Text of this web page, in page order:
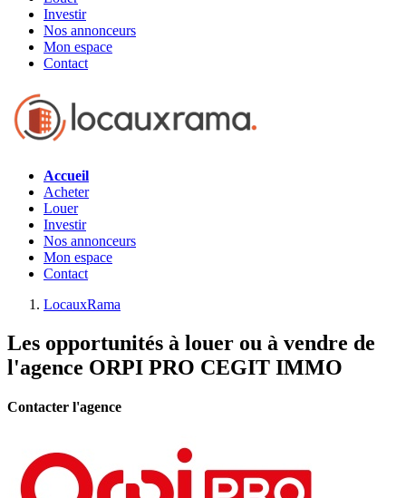
Investir
Nos annonceurs
Mon espace
Contact
Accueil
Acheter
Louer
Investir
Nos annonceurs
Mon espace
Contact
LocauxRama
Les opportunités à louer ou à vendre de
l'agence ORPI PRO CEGIT IMMO
Contacter l'agence